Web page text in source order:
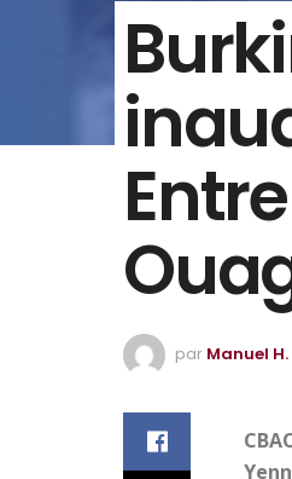
par Manuel H.